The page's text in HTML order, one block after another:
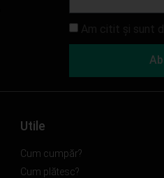
Utile
Cum cumpăr?
Cum plătesc?